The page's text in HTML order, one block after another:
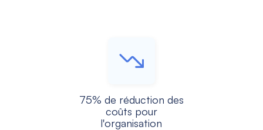
75% de réduction des
coûts pour
l'organisation